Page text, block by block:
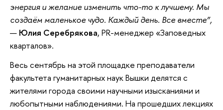
энергия и желание изменить что-то к лучшему. Мы
создаём маленькое чудо. Каждый день. Все вместе”,
— Юлия Серебрякова, PR-менеджер «Заповедных
кварталов».
Весь сентябрь на этой площадке преподаватели
факультета гуманитарных наук Вышки делятся с
жителями города своими научными изысканиями и
любопытными наблюдениями. На прошедших лекциях